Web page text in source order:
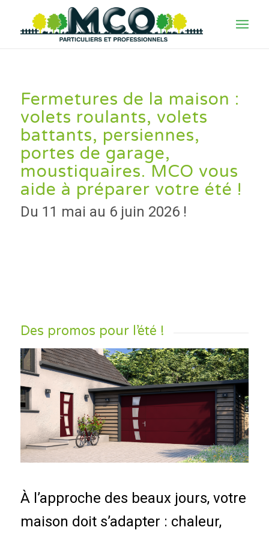
Fermetures de la maison :
volets roulants, volets
battants, persiennes,
portes de garage,
moustiquaires. MCO vous
aide à préparer votre été !
Du 11 mai au 6 juin 2026 !
Des promos pour l’été !
À l’approche des beaux jours, votre
maison doit s’adapter : chaleur,